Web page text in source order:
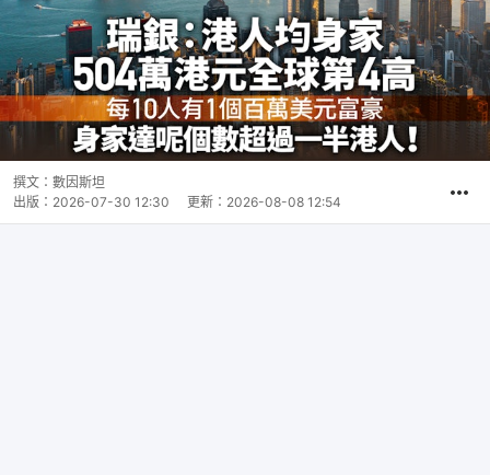
撰文： 數因斯坦
出版： 2026-07-30 12:30 更新： 2026-08-08 12:54